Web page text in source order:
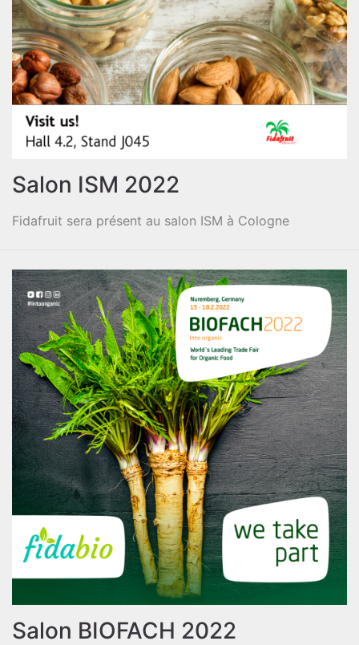
Salon ISM 2022
Fidafruit sera présent au salon ISM à Cologne
Salon BIOFACH 2022